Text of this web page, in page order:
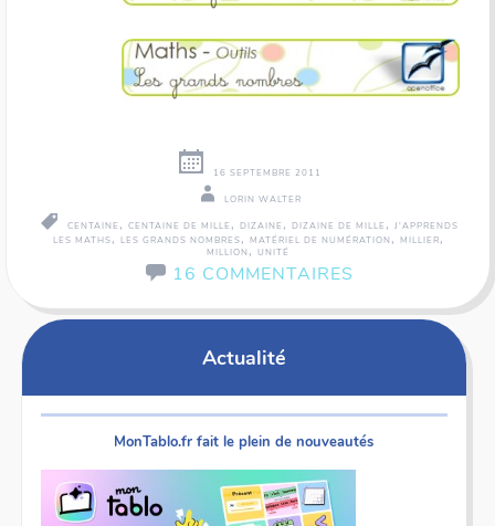
16 SEPTEMBRE 2011
LORIN WALTER
CENTAINE , CENTAINE DE MILLE , DIZAINE , DIZAINE DE MILLE , J'APPRENDS
LES MATHS, LES GRANDS NOMBRES, MATÉRIEL DE NUMÉRATION , MILLIER,
MILLION , UNITÉ
16 COMMENTAIRES
Actualité
MonTablo.fr fait le plein de nouveautés